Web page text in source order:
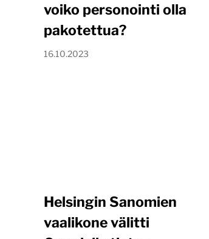
voiko personointi olla
pakotettua?
16.10.2023
Helsingin Sanomien
vaalikone välitti